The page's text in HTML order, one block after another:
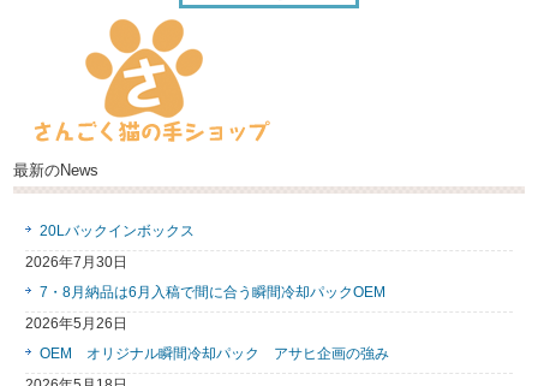
最新のNews
20Lバックインボックス
2026年7月30日
7・8月納品は6月入稿で間に合う瞬間冷却パックOEM
2026年5月26日
OEM オリジナル瞬間冷却パック アサヒ企画の強み